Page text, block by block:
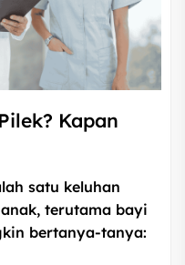
Kapan
satu keluhan
terutama bayi
bertanya-tanya: